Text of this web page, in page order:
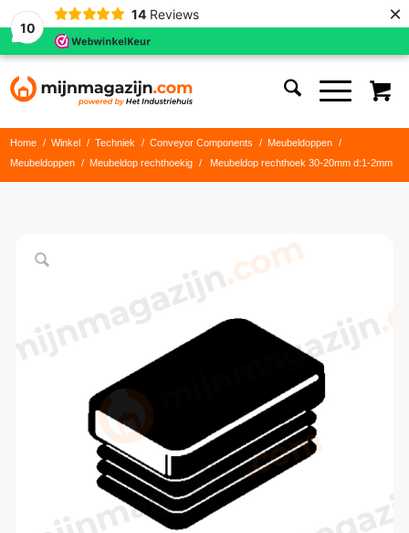
10
14 Reviews ×
Home / Winkel / Techniek / Conveyor Components / Meubeldoppen
/
Meubeldoppen
/ Meubeldop rechthoekig / Meubeldop rechthoek 30-20mm d:1-2mm